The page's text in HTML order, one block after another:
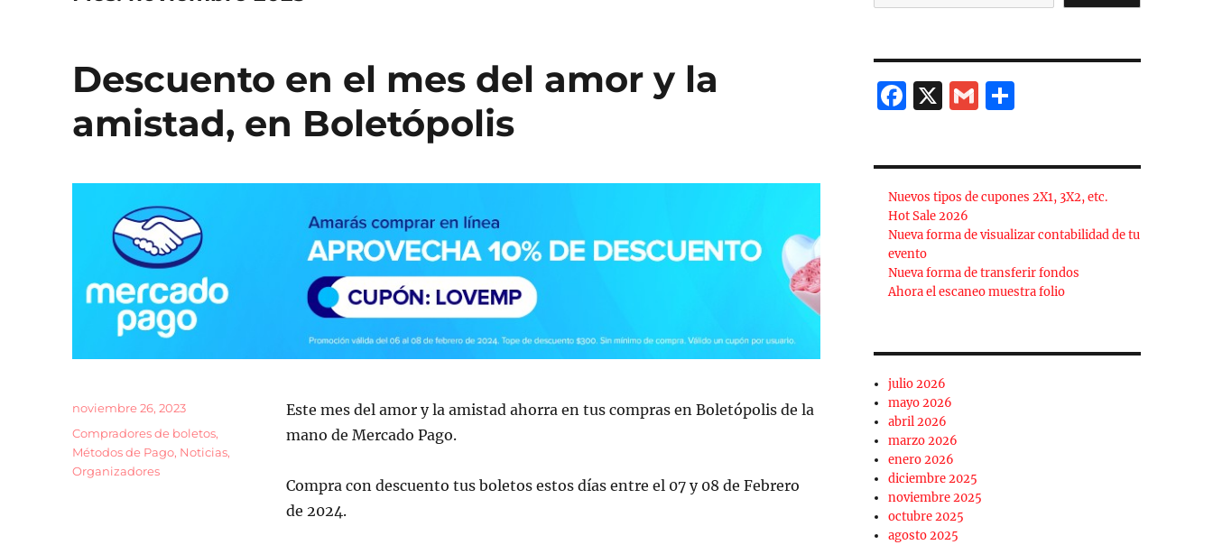
Descuento en el mes del amor y la
amistad, en Boletópolis
Este mes del amor y la amistad ahorra en tus compras en Boletópolis de la
mano de Mercado Pago.
Compra con descuento tus boletos estos días entre el 07 y 08 de Febrero
de 2024.
Publicado
noviembre 26, 2023
Categorías
Compradores de boletos,
Métodos de Pago, Noticias,
Organizadores
F
b
o
o
k
X G C
a
rt
ir
Nuevos tipos de cupones 2X1, 3X2, etc.
Hot Sale 2026
Nueva forma de visualizar contabilidad de tu
evento
Nueva forma de transferir fondos
Ahora el escaneo muestra folio
julio 2026
mayo 2026
abril 2026
marzo 2026
enero 2026
diciembre 2025
noviembre 2025
octubre 2025
agosto 2025